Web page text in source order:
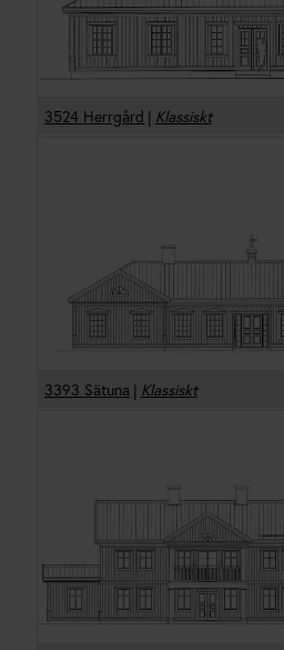
3524 Herrgård | Klassiskt
3393 Sätuna | Klassiskt